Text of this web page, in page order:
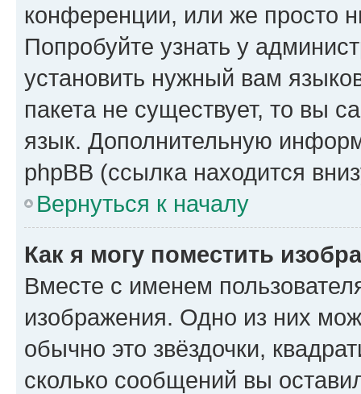
конференции, или же просто
Попробуйте узнать у
установить нужный вам
пакета не существует, то вы
язык. Дополнительную
phpBB (ссылка находится
Вернуться к началу
Как я могу поместить
Вместе с именем
изображения. Одно из них
обычно это звёздочки,
сколько сообщений вы